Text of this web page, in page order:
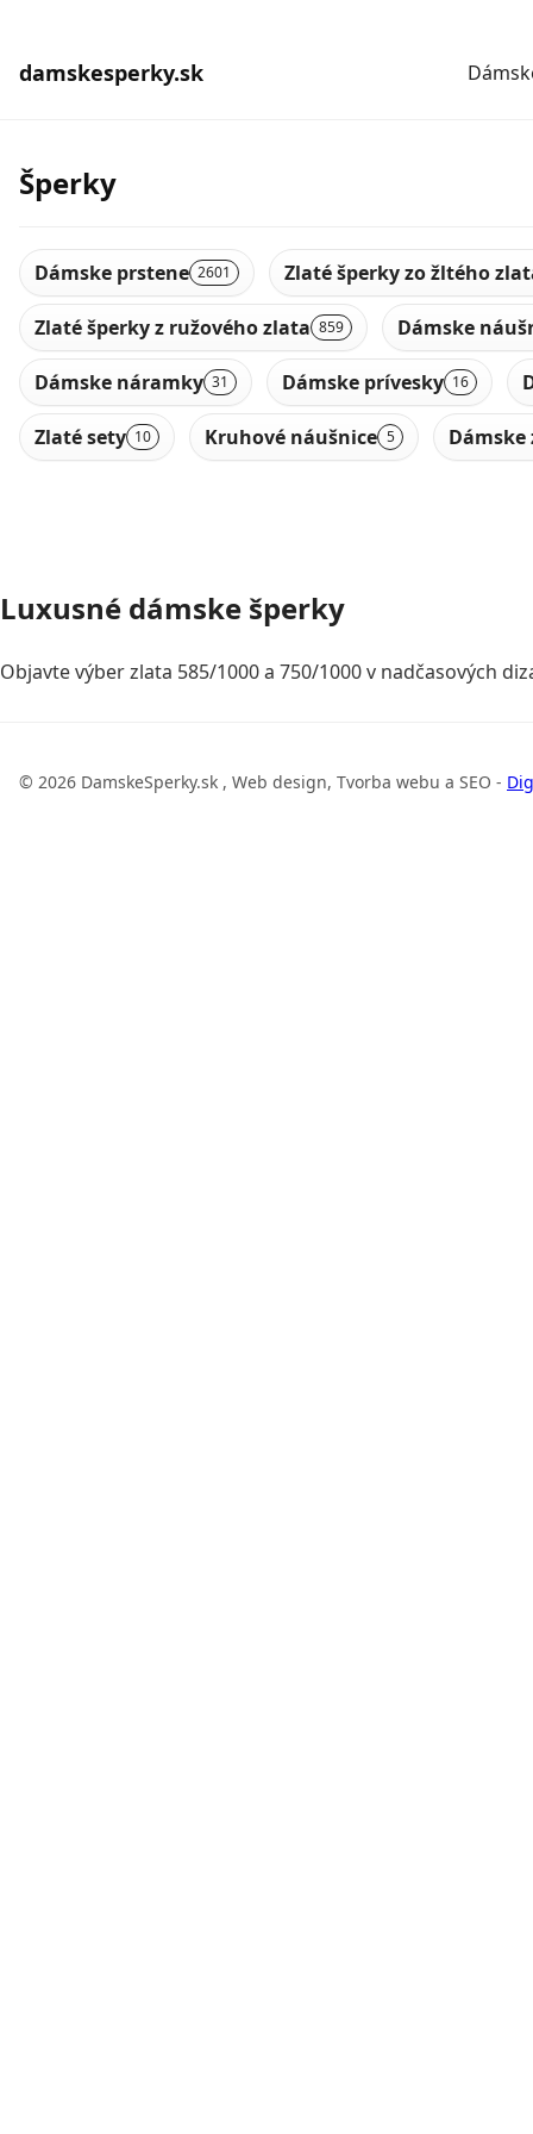
damskesperky.sk
Šperky
Dámske prstene 2601 Zlaté šperky zo žltého
Zlaté šperky z ružového zlata 859 Dámske
Dámske náramky 31 Dámske prívesky 16
Zlaté sety 10 Kruhové náušnice 5
Luxusné dámske šperky
Objavte výber zlata 585/1000 a 750/1000 v nadčasových
© 2026 DamskeSperky.sk , Web design, Tvorba webu a SEO -